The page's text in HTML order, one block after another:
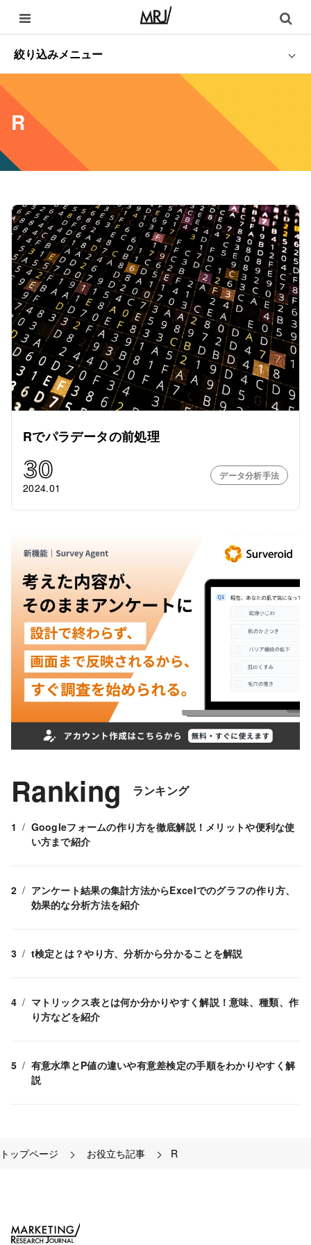
絞り込みメニュー
R
Rでパラデータの前処理
30
2024.01
データ分析手法
Ranking ランキング
Googleフォームの作り方を徹底解説！メリットや便利な使
い方まで紹介
アンケート結果の集計方法からExcelでのグラフの作り方、
効果的な分析方法を紹介
t検定とは？やり方、分析から分かることを解説
マトリックス表とは何か分かりやすく解説！意味、種類、作
り方などを紹介
有意水準とP値の違いや有意差検定の手順をわかりやすく解
説
トップページ お役立ち記事 R